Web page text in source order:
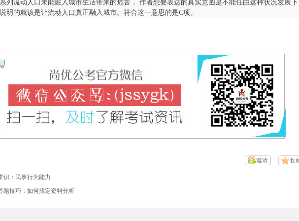
流动人口未能融入城市生活带来的危害， 作者想要表达的真实意图是不能任由这种状况发展下
明的就该是让流动人口真正融入城市。符合这一意思的是C项。
收
邀请
识：民事行为能力
题技巧：如何搞定资料分析